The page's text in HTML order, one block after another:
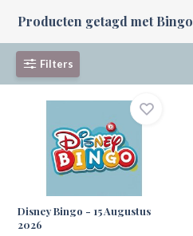
Producten getagd met Bingo
Filters
Disney Bingo - 15 Augustus
2026